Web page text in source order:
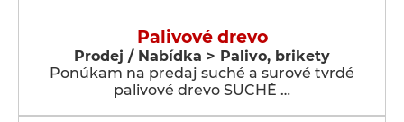
Palivové drevo
Prodej / Nabídka > Palivo, brikety
Ponúkam na predaj suché a surové tvrdé
palivové drevo SUCHÉ …